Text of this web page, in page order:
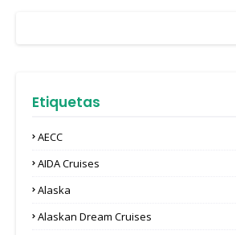
Etiquetas
AECC
AIDA Cruises
Alaska
Alaskan Dream Cruises